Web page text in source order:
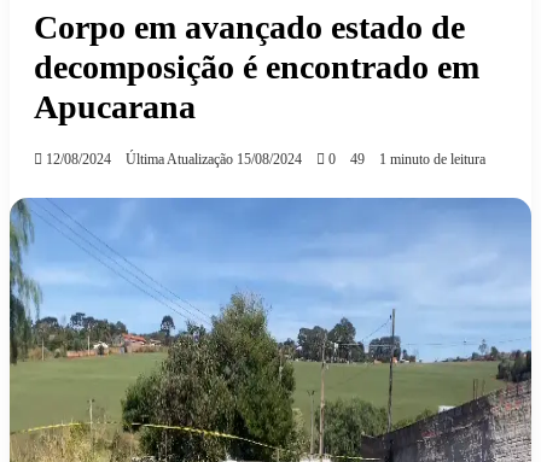
Corpo em avançado estado de
decomposição é encontrado em
Apucarana
12/08/2024 Última Atualização 15/08/2024 0 49 1 minuto de leitura